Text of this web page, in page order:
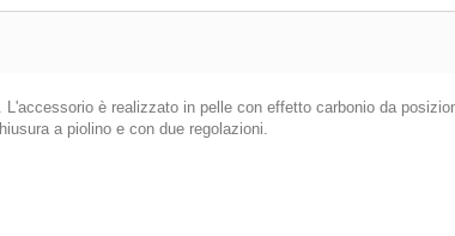
è realizzato in pelle con effetto carbonio da
a piolino e con due regolazioni.